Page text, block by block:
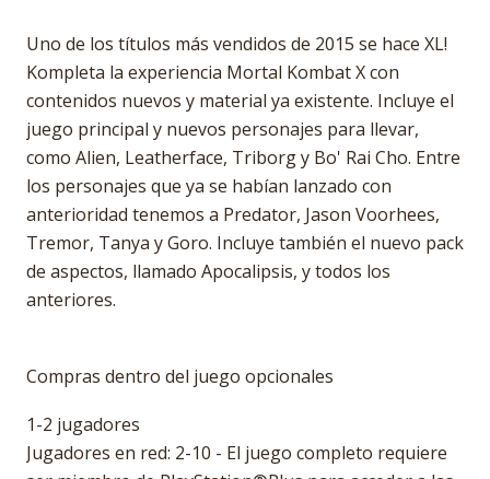
Uno de los títulos más vendidos de 2015 se hace XL!
Kompleta la experiencia Mortal Kombat X con
contenidos nuevos y material ya existente. Incluye el
juego principal y nuevos personajes para llevar,
como Alien, Leatherface, Triborg y Bo' Rai Cho. Entre
los personajes que ya se habían lanzado con
anterioridad tenemos a Predator, Jason Voorhees,
Tremor, Tanya y Goro. Incluye también el nuevo pack
de aspectos, llamado Apocalipsis, y todos los
anteriores.
Compras dentro del juego opcionales
1-2 jugadores
Jugadores en red: 2-10 - El juego completo requiere